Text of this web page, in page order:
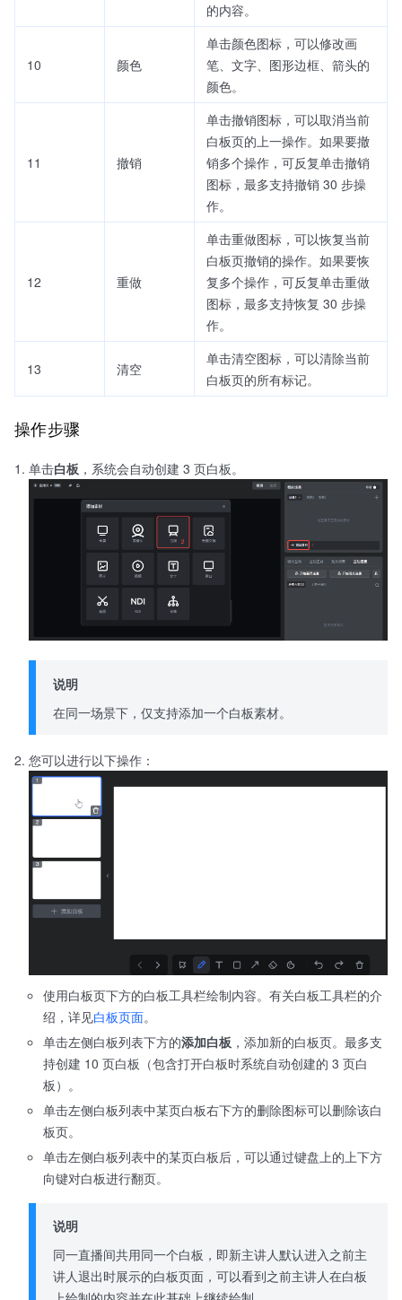
的内容。
10 颜色
单击颜色图标，可以修改画
笔、文字、图形边框、箭头的
颜色。
11 撤销
单击撤销图标，可以取消当前
白板页的上一操作。如果要撤
销多个操作，可反复单击撤销
图标，最多支持撤销 30 步操
作。
12 重做
单击重做图标，可以恢复当前
白板页撤销的操作。如果要恢
复多个操作，可反复单击重做
图标，最多支持恢复 30 步操
作。
13 清空
单击清空图标，可以清除当前
白板页的所有标记。
操作步骤
单击白板 ，系统会自动创建 3 页白板。
说明
在同一场景下，仅支持添加一个白板素材。
您可以进行以下操作：
使用白板页下方的白板工具栏绘制内容。有关白板工具栏的介
绍，详见白板页面。
单击左侧白板列表下方的添加白板 ，添加新的白板页。最多支
持创建 10 页白板（包含打开白板时系统自动创建的 3 页白
板）。
单击左侧白板列表中某页白板右下方的删除图标可以删除该白
板页。
单击左侧白板列表中的某页白板后，可以通过键盘上的上下方
向键对白板进行翻页。
说明
同一直播间共用同一个白板，即新主讲人默认进入之前主
讲人退出时展示的白板页面，可以看到之前主讲人在白板